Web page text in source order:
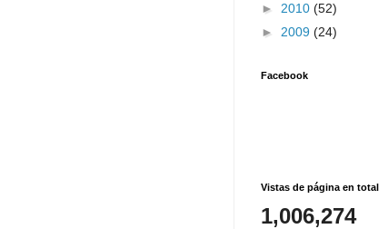
► 2010 (52)
► 2009 (24)
Facebook
Vistas de página en total
1,006,274